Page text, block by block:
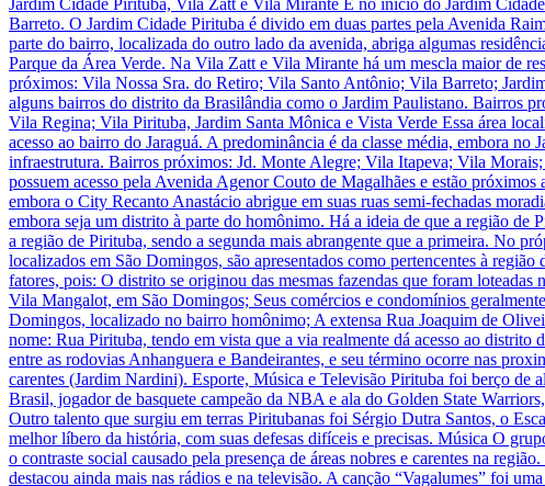
Jardim Cidade Pirituba, Vila Zatt e Vila Mirante É no início do Jardim
Barreto. O Jardim Cidade Pirituba é divido em duas partes pela Avenida
parte do bairro, localizada do outro lado da avenida, abriga algumas
Parque da Área Verde. Na Vila Zatt e Vila Mirante há um mescla maior de
próximos: Vila Nossa Sra. do Retiro; Vila Santo Antônio; Vila Barreto;
alguns bairros do distrito da Brasilândia como o Jardim Paulistano. Bairros
Vila Regina; Vila Pirituba, Jardim Santa Mônica e Vista Verde Essa área
acesso ao bairro do Jaraguá. A predominância é da classe média, embora
infraestrutura. Bairros próximos: Jd. Monte Alegre; Vila Itapeva; Vila
possuem acesso pela Avenida Agenor Couto de Magalhães e estão
embora o City Recanto Anastácio abrigue em suas ruas semi-fechadas
embora seja um distrito à parte do homônimo. Há a ideia de que a região
a região de Pirituba, sendo a segunda mais abrangente que a primeira. No
localizados em São Domingos, são apresentados como pertencentes à
fatores, pois: O distrito se originou das mesmas fazendas que foram
Vila Mangalot, em São Domingos; Seus comércios e condomínios
Domingos, localizado no bairro homônimo; A extensa Rua Joaquim de
nome: Rua Pirituba, tendo em vista que a via realmente dá acesso ao
entre as rodovias Anhanguera e Bandeirantes, e seu término ocorre nas
carentes (Jardim Nardini). Esporte, Música e Televisão Pirituba foi berço de
Brasil, jogador de basquete campeão da NBA e ala do Golden State
Outro talento que surgiu em terras Piritubanas foi Sérgio Dutra Santos, o
melhor líbero da história, com suas defesas difíceis e precisas. Música O
o contraste social causado pela presença de áreas nobres e carentes na
destacou ainda mais nas rádios e na televisão. A canção “Vagalumes” foi